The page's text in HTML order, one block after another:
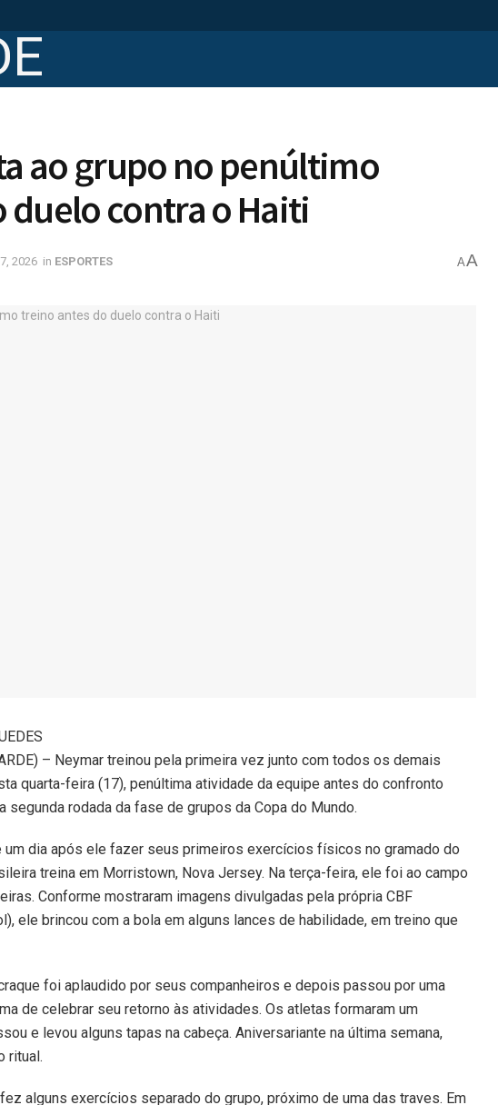
ao grupo no penúltimo
contra o Haiti
2026 in ESPORTES AA
– Neymar treinou pela primeira vez junto com todos os demais
quarta-feira (17), penúltima atividade da equipe antes do confronto
segunda rodada da fase de grupos da Copa do Mundo.
um dia após ele fazer seus primeiros exercícios físicos no gramado do
treina em Morristown, Nova Jersey. Na terça-feira, ele foi ao campo
Conforme mostraram imagens divulgadas pela própria CBF
ele brincou com a bola em alguns lances de habilidade, em treino que
foi aplaudido por seus companheiros e depois passou por uma
de celebrar seu retorno às atividades. Os atletas formaram um
e levou alguns tapas na cabeça. Aniversariante na última semana,
ritual.
alguns exercícios separado do grupo, próximo de uma das traves. Em